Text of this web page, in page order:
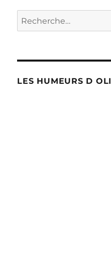
Recherche
pour :
LES HUMEURS D OLI